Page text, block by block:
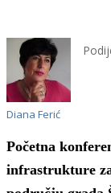
Diana Ferić
Početna
infrastrukture